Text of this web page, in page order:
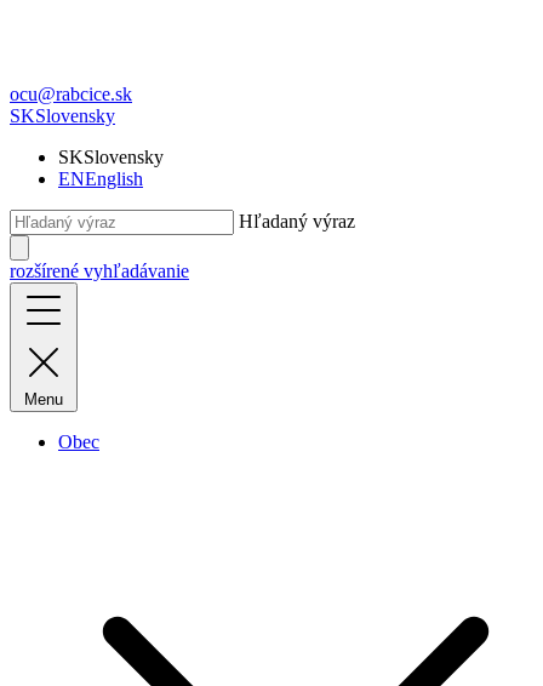
ocu@rabcice.sk
SKSlovensky
SKSlovensky
ENEnglish
Hľadaný výraz
rozšírené vyhľadávanie
Menu
Obec